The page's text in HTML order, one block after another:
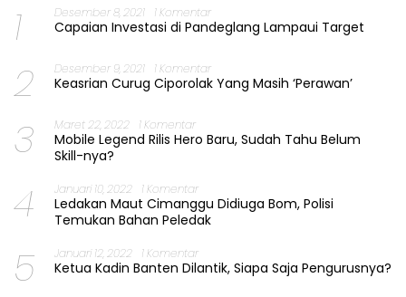
1 Desember 8, 2021 1 Komentar
Capaian Investasi di Pandeglang Lampaui Target
2 Desember 9, 2021 1 Komentar
Keasrian Curug Ciporolak Yang Masih ‘Perawan’
3 Maret 22, 2022 1 Komentar
Mobile Legend Rilis Hero Baru, Sudah Tahu Belum
Skill-nya?
4 Januari 10, 2022 1 Komentar
Ledakan Maut Cimanggu Didiuga Bom, Polisi
Temukan Bahan Peledak
5 Januari 12, 2022 1 Komentar
Ketua Kadin Banten Dilantik, Siapa Saja Pengurusnya?